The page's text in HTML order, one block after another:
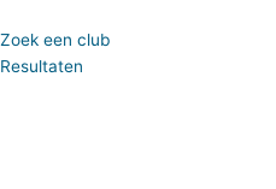
Zoek een club
Resultaten